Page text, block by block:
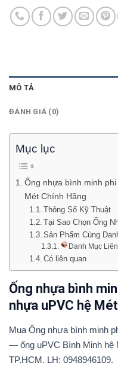
MÔ TẢ
ĐÁNH GIÁ (0)
Mục lục
Ống nhựa bình minh
Mét Chính Hãng
Thông Số Kỹ Thuật
Tại Sao Chọn Ống
Sản Phẩm Cùng
Danh Mục
Có liên quan
Ống nhựa bình
nhựa uPVC hệ
Mua Ống nhựa bình minh
— ống uPVC Bình Minh hệ
TP.HCM. LH: 0948946109.